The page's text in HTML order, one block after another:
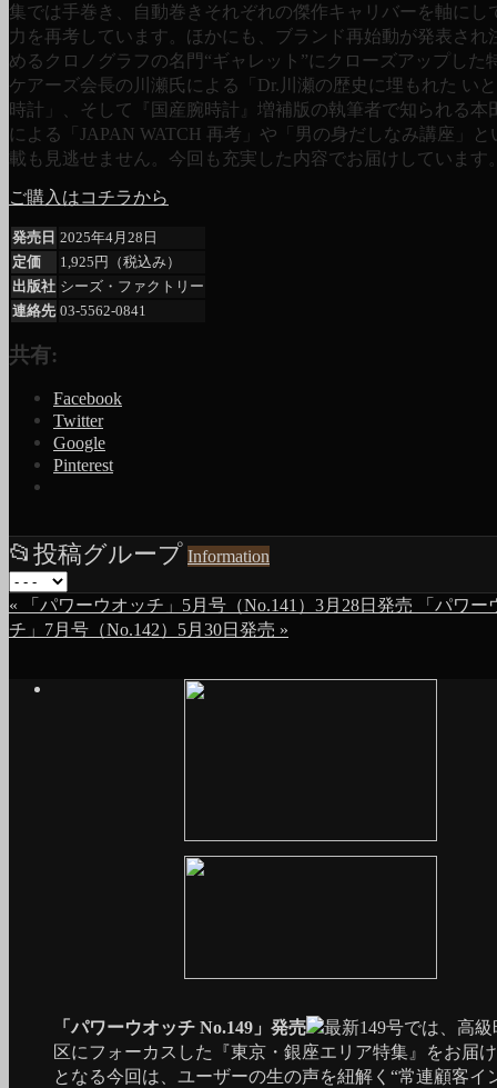
集では手巻き、自動巻きそれぞれの傑作キャリバーを軸にし
力を再考しています。ほかにも、ブランド再始動が発表され
めるクロノグラフの名門“ギャレット”にクローズアップした
ケアーズ会長の川瀬氏による「Dr.川瀬の歴史に埋もれた い
時計」、そして『国産腕時計』増補版の執筆者で知られる本
による「JAPAN WATCH 再考」や「男の身だしなみ講座」と
載も見逃せません。今回も充実した内容でお届けしています
ご購入はコチラから
発売日 2025年4月28日
定価
1,925円（税込み）
出版社 シーズ・ファクトリー
連絡先 03-5562-0841
共有:
Facebook
Twitter
Google
Pinterest
📂 投稿グループ Information
« 「パワーウオッチ」5月号（No.141）3月28日発売 「パワー
チ」7月号（No.142）5月30日発売 »
「パワーウオッチ No.149」発売
最新149号では、高
区にフォーカスした『東京・銀座エリア特集』をお届
となる今回は、ユーザーの生の声を紐解く“常連顧客イ